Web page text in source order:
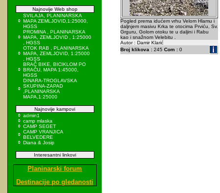
Najnovije Web shop
SVILAJA, PLANINARSKA
MAPA ZEMLJOVID,1:25000,
HGSS
PROMINA , PLANINARSKA
MAPA, ZEMLJOVID , 1:25000
, HGSS
OTOK RAB , PLANINARSKA
MAPA, ZEMLJOVID, 1:25000
, HGSS
BRAČ BIKE, BICIKLOM PO
BRAČU, MAPA 1:45000,
HGSS
DINARA-TROGLAVSKA
SKUPINA-ZAPAD
,PLANINARSKA
MAPA,1:25000
Najnovije kampovi
admin1
camp mlaska
CAMP SEGET
CAMP VRANJICA
BELVEDERE
Diana & Josip
Interesantni linkovi
Planinarski forum
Destinacije po gledanosti
Pogled prema idućem vrhu Velom Hlamu i
daljnjem masivu Krka te otocima Prviću, Sv.
Grguru, Golom otoku te u daljini i Rabu
kao i snažnom Velebitu .
Autor : Damir Klarić
Broj klikova :245 Com :0